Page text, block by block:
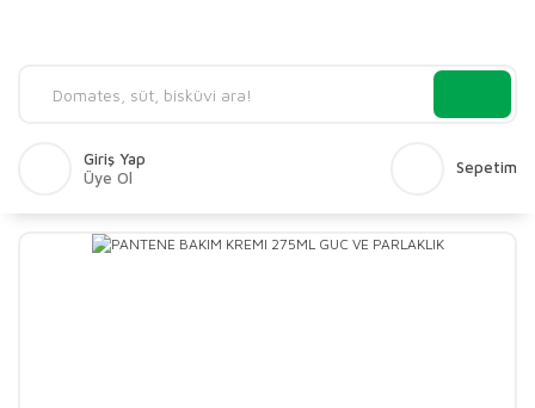
Giriş Yap
Üye Ol
Sepetim